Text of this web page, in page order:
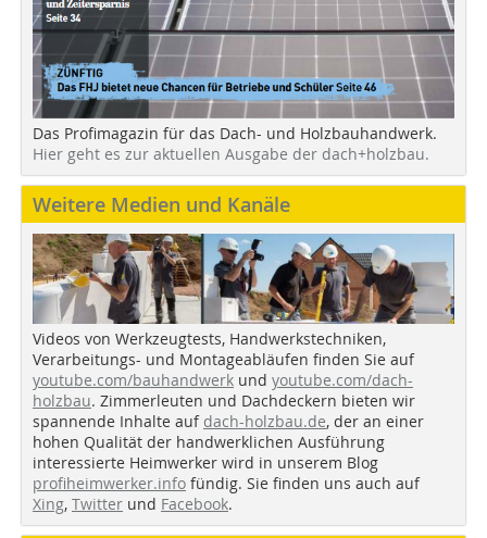
Das Profimagazin für das Dach- und Holzbauhandwerk.
Hier geht es zur aktuellen Ausgabe der dach+holzbau.
Weitere Medien und Kanäle
Videos von Werkzeugtests, Handwerkstechniken,
Verarbeitungs- und Montageabläufen finden Sie auf
youtube.com/bauhandwerk und youtube.com/dach-
holzbau. Zimmerleuten und Dachdeckern bieten wir
spannende Inhalte auf dach-holzbau.de, der an einer
hohen Qualität der handwerklichen Ausführung
interessierte Heimwerker wird in unserem Blog
profiheimwerker.info fündig. Sie finden uns auch auf
Xing, Twitter und Facebook.